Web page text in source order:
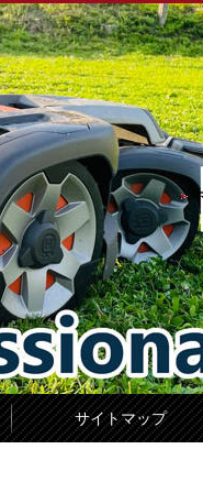
サイトマップ